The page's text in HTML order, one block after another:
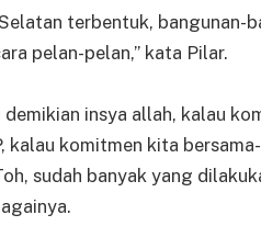
terbentuk, bangunan-
pelan-pelan,” kata Pilar.
insya allah, kalau
komitmen kita
sudah banyak yang